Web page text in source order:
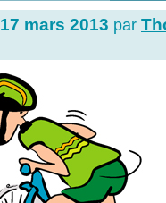
17 mars 2013 par